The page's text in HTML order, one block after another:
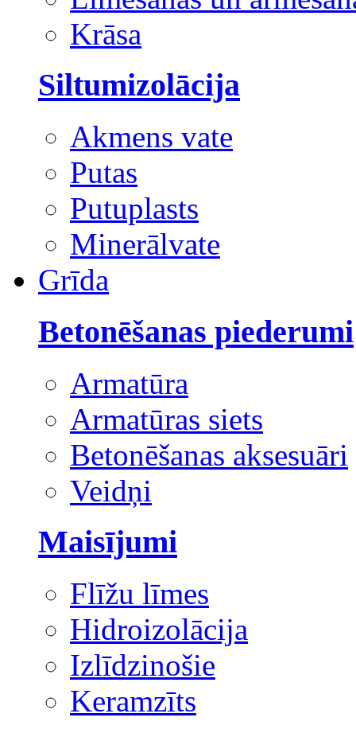
Krāsa
Siltumizolācija
Akmens vate
Putas
Putuplasts
Minerālvate
Grīda
Betonēšanas piederumi
Armatūra
Armatūras siets
Betonēšanas aksesuāri
Veidņi
Maisījumi
Flīžu līmes
Hidroizolācija
Izlīdzinošie
Keramzīts